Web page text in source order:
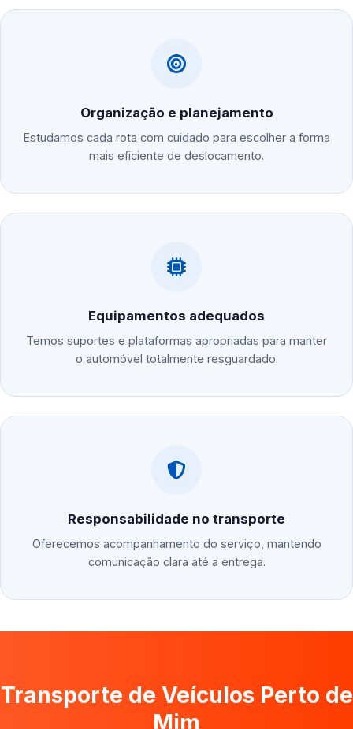
Organização e planejamento
Estudamos cada rota com cuidado para escolher a forma
mais eficiente de deslocamento.
Equipamentos adequados
Temos suportes e plataformas apropriadas para manter
o automóvel totalmente resguardado.
Responsabilidade no transporte
Oferecemos acompanhamento do serviço, mantendo
comunicação clara até a entrega.
Transporte de Veículos Perto de
Mim